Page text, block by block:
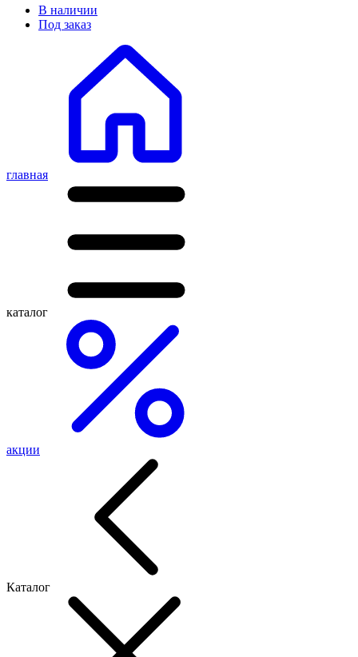
В наличии
Под заказ
главная
каталог
акции
Каталог